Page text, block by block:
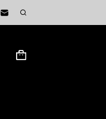
Warenkorb